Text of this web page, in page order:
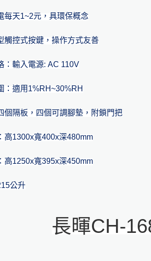
每天1~2元，具環保概念
觸控式按鍵，操作方式友善
：輸入電源: AC 110V
：適用1%RH~30%RH
個隔板 ，四個可調腳墊，附鎖門把
高1300x寬400x深480mm
高1250x寬395x深450mm
公升
長暉CH-